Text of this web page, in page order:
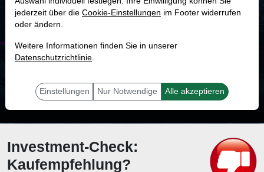
82.4 %
mit dieser Aktie erfolgreich sein.
Investment-Check:
Kaufempfehlung?
jederzeit über die Cookie-Einstellungen im Footer widerrufen
oder ändern.
Weitere Informationen finden Sie in unserer
Datenschutzrichtlinie.
Einstellungen Nur Notwendige Alle akzeptieren